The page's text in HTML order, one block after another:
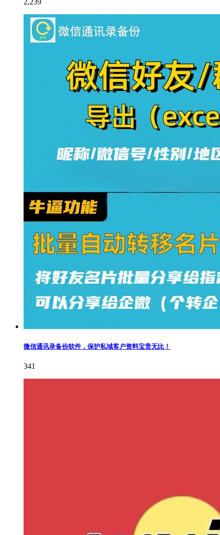
2,239
微信通讯录备份软件，保护私域客户资料宝贵无比！
341